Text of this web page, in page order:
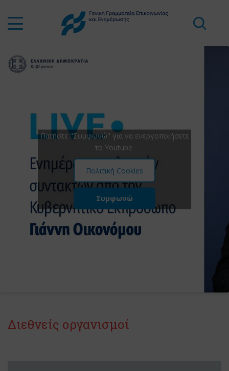
Πατήστε "Συμφωνώ" για να ενεργοποιήσετε
το Youtube
Πολιτική Cookies
Συμφωνώ
Διεθνείς οργανισμοί